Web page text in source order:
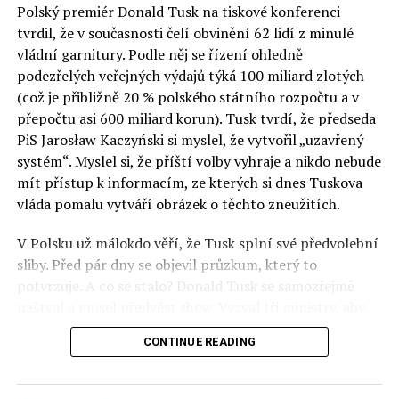
Otázky spojené s vývojem umělé inteligence budou na
fóru AI zvláště diskutovanou oblastí. Fórum AI bude
zahrnovat vyhrazenou tematickou trať skládající se z
panelů, prezentací, workshopů a speciálních akcí.
Budou diskutovány klíčové otázky vlivu umělé
inteligence ve společnosti, ale i v sektoru veřejných a
komerčních služeb. Budou se diskutovat problémy a
výzvy, kterým bude muset trh čelit tváří v tvář zásadním
technologickým změnám. Účastníci fóra také zváží, do
technologií umělé inteligence v mnoha oblastech života
umožní Evropské unii obnovit konkurenceschopnost ve
vztahu ke globálním ekonomikám a nutnosti zajistit
Polský premiér Donald Tusk na tiskové konferenci
tvrdil, že v současnosti čelí obvinění 62 lidí z minulé
vládní garnitury. Podle něj se řízení ohledně
podezřelých veřejných výdajů týká 100 miliard zlotých
(což je přibližně 20 % polského státního rozpočtu a v
přepočtu asi 600 miliard korun). Tusk tvrdí, že předseda
PiS Jarosław Kaczyński si myslel, že vytvořil „uzavřený
systém“. Myslel si, že příští volby vyhraje a nikdo nebude
mít přístup k informacím, ze kterých si dnes Tuskova
vláda pomalu vytváří obrázek o těchto zneužitích.
V Polsku už málokdo věří, že Tusk splní své předvolební
sliby. Před pár dny se objevil průzkum, který to
potvrzuje. A co se stalo? Donald Tusk se samozřejmě
před kamerami podepsali dohodu o stíhání členů PiS, a
ti poslušně ono divadlo předvedli. Andrzej Domański
CONTINUE READING